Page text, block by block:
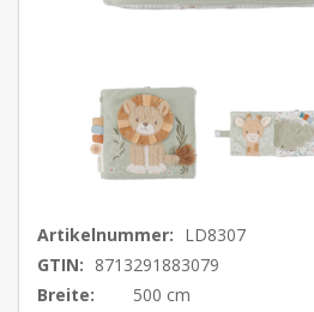
Artikelnummer: LD8307
GTIN: 8713291883079
Breite:
500 cm